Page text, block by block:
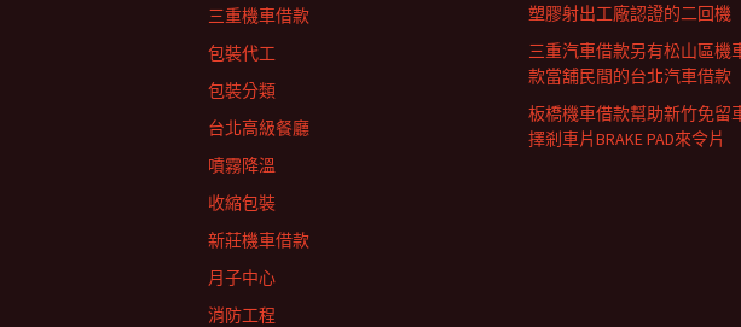
塑膠射出工廠認證的二回機
三重汽車借款另有松山區機
款當舖民間的台北汽車借款
板橋機車借款幫助新竹免留
擇剎車片BRAKE PAD來令片
三重機車借款
包裝代工
包裝分類
台北高級餐廳
噴霧降溫
收縮包裝
新莊機車借款
月子中心
消防工程